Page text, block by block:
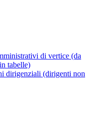
di vertice (da
tabelle)
dirigenziali (dirigenti non